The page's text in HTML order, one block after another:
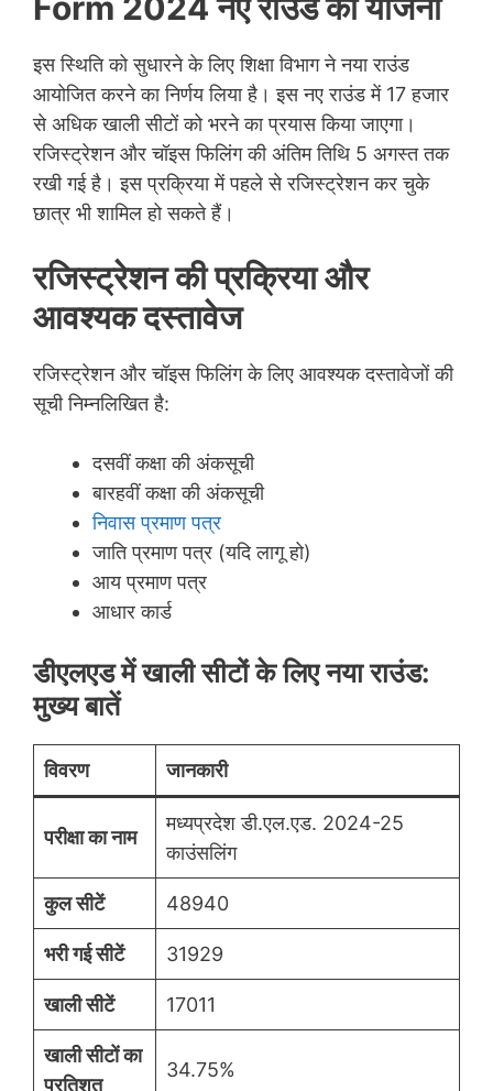
इस स्थिति को सुधारने के लिए शिक्षा विभाग ने नया राउंड
आयोजित करने का निर्णय लिया है। इस नए राउंड में 17 हजार
से अधिक खाली सीटों को भरने का प्रयास किया जाएगा।
रजिस्ट्रेशन और चॉइस फिलिंग की अंतिम तिथि 5 अगस्त तक
रखी गई है। इस प्रक्रिया में पहले से रजिस्ट्रेशन कर चुके
छात्र भी शामिल हो सकते हैं।
रजिस्ट्रेशन की प्रक्रिया और
आवश्यक दस्तावेज
रजिस्ट्रेशन और चॉइस फिलिंग के लिए आवश्यक दस्तावेजों की
सूची निम्नलिखित है:
दसवीं कक्षा की अंकसूची
बारहवीं कक्षा की अंकसूची
निवास प्रमाण पत्र
जाति प्रमाण पत्र (यदि लागू हो)
आय प्रमाण पत्र
आधार कार्ड
डीएलएड में खाली सीटों के लिए नया राउंड:
मुख्य बातें
विवरण जानकारी
परीक्षा का नाम
मध्यप्रदेश डी.एल.एड. 2024-25
काउंसलिंग
कुल सीटें 48940
भरी गई सीटें 31929
खाली सीटें 17011
खाली सीटों का
प्रतिशत
34.75%